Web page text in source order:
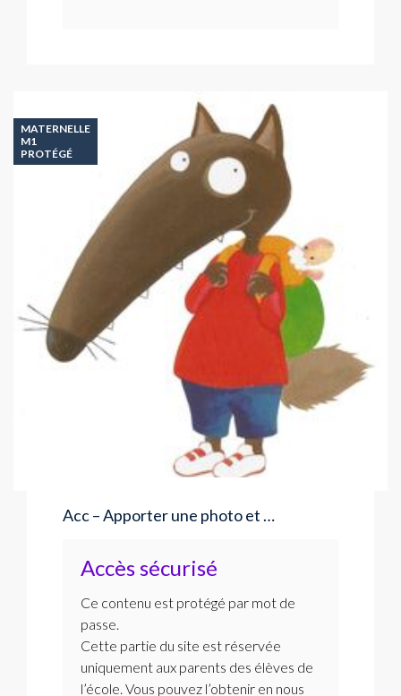
MATERNELLE
M1
PROTÉGÉ
Acc – Apporter une photo et …
Accès sécurisé
Ce contenu est protégé par mot de
passe.
Cette partie du site est réservée
uniquement aux parents des élèves de
l’école. Vous pouvez l’obtenir en nous